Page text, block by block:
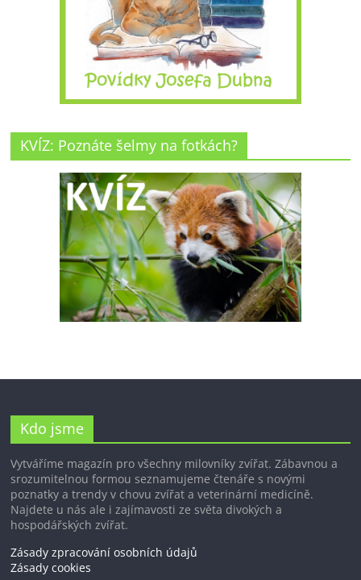
KVÍZ: Poznáte šelmy na fotkách?
Kdo jsme
Vytváříme magazín pro všechny milovníky zvířat. Zábavnou a
srozumitelnou formou seznamujeme čtenáře s novými
poznatky a trendy v chovu zvířat a veterinární medicíně.
Najdete u nás ale i zajímavosti ze světa divokých a
hospodářských zvířat.
Zásady zpracování osobních údajů
Zásady cookies